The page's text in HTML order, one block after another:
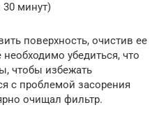
30 минут)
поверхность, очистив ее
убедиться, что
чтобы избежать
с проблемой засорения
очищал фильтр.